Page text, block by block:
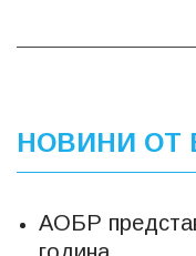
НОВИНИ ОТ
АОБР